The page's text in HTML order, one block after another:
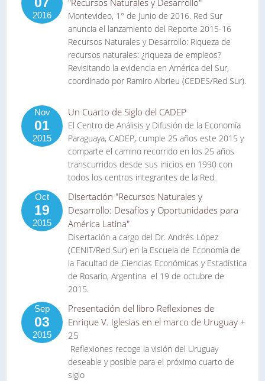
2016
"Recursos Naturales y Desarrollo"
Montevideo, 1° de Junio de 2016. Red Sur
anuncia el lanzamiento del Reporte 2015-16
Recursos Naturales y Desarrollo: Riqueza de
recursos naturales: ¿riqueza de empleos?
Revisitando la evidencia en América del Sur,
coordinado por Ramiro Albrieu (CEDES/Red Sur).
Nov
01
2015
Un Cuarto de Siglo del CADEP
El Centro de Análisis y Difusión de la Economía
Paraguaya, CADEP, cumple 25 años este 2015 y
comparte el camino recorrido en los 25 años
transcurridos desde sus inicios en 1990 con
todos los centros integrantes de la Red.
Oct
19
2015
Disertación "Recursos Naturales y
Desarrollo: Desafíos y Oportunidades para
América Latina"
Disertación a cargo del Dr. Andrés López
(CENIT/Red Sur) en la Escuela de Economía de
la Facultad de Ciencias Económicas y Estadística
de Rosario, Argentina el 19 de octubre de
2015.
Sep
03
2015
Presentación del libro Reflexiones de
Enrique V. Iglesias en el marco de Uruguay +
25
Reflexiones recoge la visión del Uruguay
deseable y posible para el próximo cuarto de
siglo